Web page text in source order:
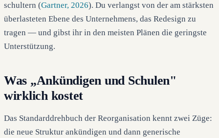
schultern (Gartner, 2026). Du verlangst von der am stärksten
überlasteten Ebene des Unternehmens, das Redesign zu
tragen — und gibst ihr in den meisten Plänen die geringste
Unterstützung.
Was „Ankündigen und Schulen"
wirklich kostet
Das Standarddrehbuch der Reorganisation kennt zwei Züge:
die neue Struktur ankündigen und dann generische